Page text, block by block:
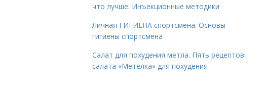
что лучше. Инъекционные методики
Личная ГИГИЕНА спортсмена. Основы
гигиены спортсмена
Салат для похудения метла. Пять рецептов
салата «Метелка» для похудения